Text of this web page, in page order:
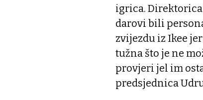
igrica. Direktorica
darovi bili
zvijezdu iz Ikee
tužna što je ne
provjeri jel im
predsjednica